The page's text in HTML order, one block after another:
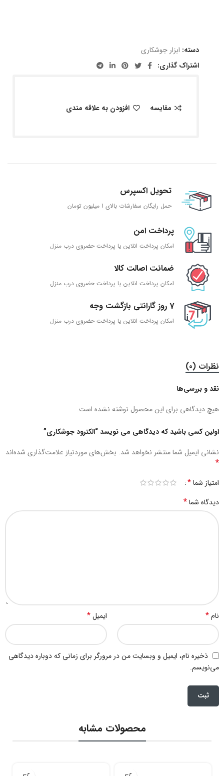
دسته: ابزار جوشکاری
اشتراک گذاری:
مقایسه افزودن به علاقه مندی
تحویل اکسپرس
حمل رایگان سفارشات بالای 1 میلیون تومان
پرداخت امن
امکان پرداخت انلاین یا پرداخت حضروی درب منزل
ضمانت اصالت کالا
امکان پرداخت انلاین یا پرداخت حضروی درب منزل
7 روز گارانتی بازگشت وجه
امکان پرداخت انلاین یا پرداخت حضروی درب منزل
نظرات (0)
نقد و بررسی‌ها
هیچ دیدگاهی برای این محصول نوشته نشده است.
اولین کسی باشید که دیدگاهی می نویسد “الکترود جوشکاری”
نشانی ایمیل شما منتشر نخواهد شد. بخش‌های موردنیاز علامت‌گذاری شده‌اند
*
امتیاز شما*
دیدگاه شما*
نام* ایمیل*
ذخیره نام، ایمیل و وبسایت من در مرورگر برای زمانی که دوباره دیدگاهی
می‌نویسم.
محصولات مشابه